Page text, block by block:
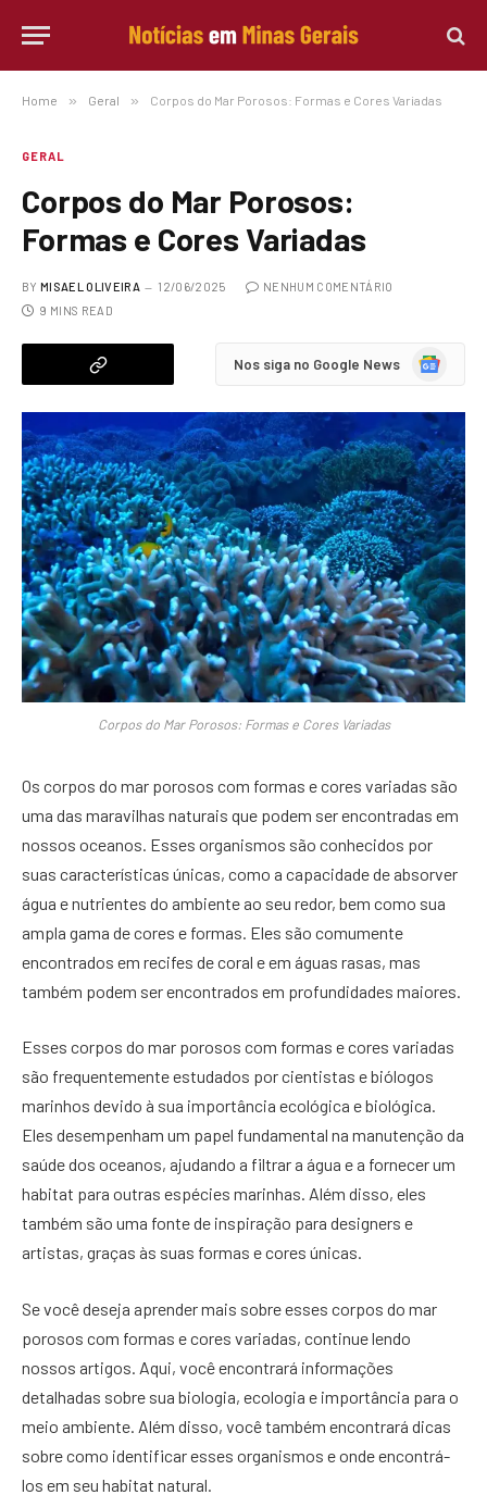
Home » Geral » Corpos do Mar Porosos: Formas e Cores Variadas
GERAL
Corpos do Mar Porosos:
Formas e Cores Variadas
BY MISAEL OLIVEIRA 12/06/2025
NENHUM COMENTÁRIO
9 MINS READ
Nos siga no Google News
Google
Corpos do Mar Porosos: Formas e Cores Variadas
Os corpos do mar porosos com formas e cores variadas são
uma das maravilhas naturais que podem ser encontradas em
nossos oceanos. Esses organismos são conhecidos por
suas características únicas, como a capacidade de absorver
água e nutrientes do ambiente ao seu redor, bem como sua
ampla gama de cores e formas. Eles são comumente
encontrados em recifes de coral e em águas rasas, mas
também podem ser encontrados em profundidades maiores.
Esses corpos do mar porosos com formas e cores variadas
são frequentemente estudados por cientistas e biólogos
marinhos devido à sua importância ecológica e biológica.
Eles desempenham um papel fundamental na manutenção da
saúde dos oceanos, ajudando a filtrar a água e a fornecer um
habitat para outras espécies marinhas. Além disso, eles
também são uma fonte de inspiração para designers e
artistas, graças às suas formas e cores únicas.
Se você deseja aprender mais sobre esses corpos do mar
porosos com formas e cores variadas, continue lendo
nossos artigos. Aqui, você encontrará informações
detalhadas sobre sua biologia, ecologia e importância para o
meio ambiente. Além disso, você também encontrará dicas
sobre como identificar esses organismos e onde encontrá-
los em seu habitat natural.